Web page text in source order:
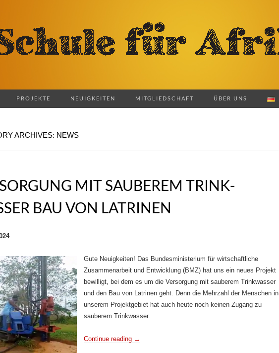
PROJEKTE NEUIGKEITEN MITGLIEDSCHAFT ÜBER UNS
ARCHIVES: NEWS
MIT SAUBEREM TRINK­
BAU VON LATRINEN
Gute Neuigkeiten! Das Bundesministerium für wirtschaftliche
Zusammenarbeit und Entwicklung (BMZ) hat uns ein neues Projekt
bewilligt, bei dem es um die Versorgung mit sauberem Trink­wasser
und den Bau von Latrinen geht. Denn die Mehrzahl der Menschen in
unserem Projektgebiet hat auch heute noch keinen Zugang zu
sauberem Trinkwasser.
Continue reading →